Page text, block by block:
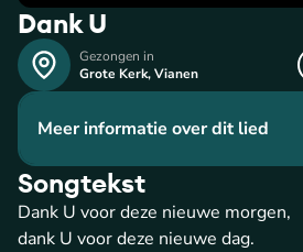
Dank U
Gezongen in
Grote Kerk,Vianen
Meer informatie over dit lied
Songtekst
Dank U voor deze nieuwe morgen,
dank U voor deze nieuwe dag.